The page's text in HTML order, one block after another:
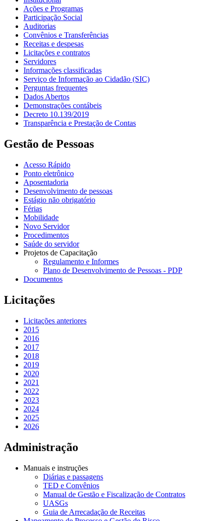
Ações e Programas
Participação Social
Auditorias
Convênios e Transferências
Receitas e despesas
Licitações e contratos
Servidores
Informações classificadas
Serviço de Informação ao Cidadão (SIC)
Perguntas frequentes
Dados Abertos
Demonstrações contábeis
Decreto 10.139/2019
Transparência e Prestação de Contas
Gestão de Pessoas
Acesso Rápido
Ponto eletrônico
Aposentadoria
Desenvolvimento de pessoas
Estágio não obrigatório
Férias
Mobilidade
Novo Servidor
Procedimentos
Saúde do servidor
Projetos de Capacitação
Regulamento e Informes
Plano de Desenvolvimento de Pessoas - PDP
Documentos
Licitações
Licitações anteriores
2015
2016
2017
2018
2019
2020
2021
2022
2023
2024
2025
2026
Administração
Manuais e instruções
Diárias e passagens
TED e Convênios
Manual de Gestão e Fiscalização de Contratos
UASGs
Guia de Arrecadação de Receitas